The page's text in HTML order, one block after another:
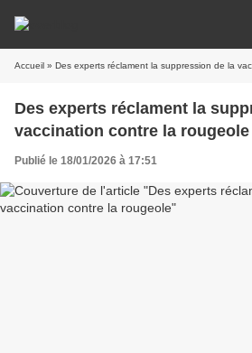
Accueil » Des experts réclament la suppression de la
Des experts réclament la
vaccination contre la rougeole
Publié le 18/01/2026 à 17:51